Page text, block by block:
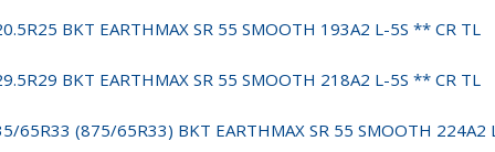
BKT EARTHMAX SR 55 SMOOTH 193A2 L-5S ** CR TL
BKT EARTHMAX SR 55 SMOOTH 218A2 L-5S ** CR TL
65R33 (875/65R33) BKT EARTHMAX SR 55 SMOOTH 224A2